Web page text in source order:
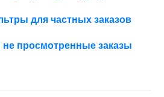
для частных заказов
просмотренные заказы